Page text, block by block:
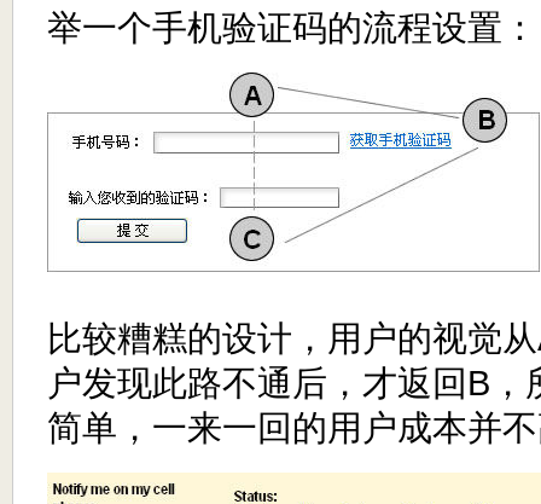
举一个手机验证码的流程设置：
比较糟糕的设计，用户的视觉
户发现此路不通后，才返回B
简单，一来一回的用户成本并